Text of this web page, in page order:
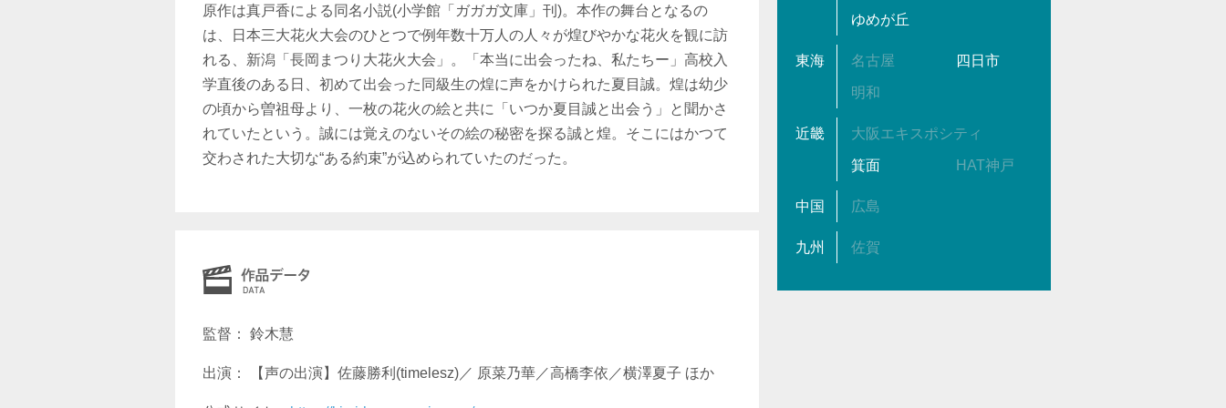
原作は真戸香による同名小説(小学館「ガガガ文庫」刊)。本作の舞台となるの
は、日本三大花火大会のひとつで例年数十万人の人々が煌びやかな花火を観に訪
れる、新潟「長岡まつり大花火大会」。「本当に出会ったね、私たちー」高校入
学直後のある日、初めて出会った同級生の煌に声をかけられた夏目誠。煌は幼少
の頃から曽祖母より、一枚の花火の絵と共に「いつか夏目誠と出会う」と聞かさ
れていたという。誠には覚えのないその絵の秘密を探る誠と煌。そこにはかつて
交わされた大切な“ある約束”が込められていたのだった。
監督： 鈴木慧
出演： 【声の出演】佐藤勝利(timelesz)／ 原菜乃華／高橋李依／横澤夏子 ほか
ゆめが丘
東海 名古屋 四日市
明和
近畿 大阪エキスポシティ
箕面 HAT神戸
中国 広島
九州 佐賀